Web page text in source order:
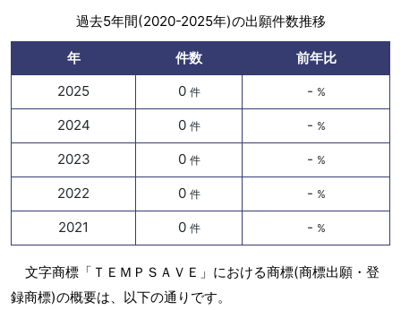
過去5年間(2020-2025年)の出願件数推移
年 件数
前年比
2025
0 件 - %
2024 0 件 - %
2023 0 件 - %
2022 0 件 - %
2021 0 件 - %
文字商標「ＴＥＭＰＳＡＶＥ」における商標(商標出願・登
録商標)の概要は、以下の通りです。